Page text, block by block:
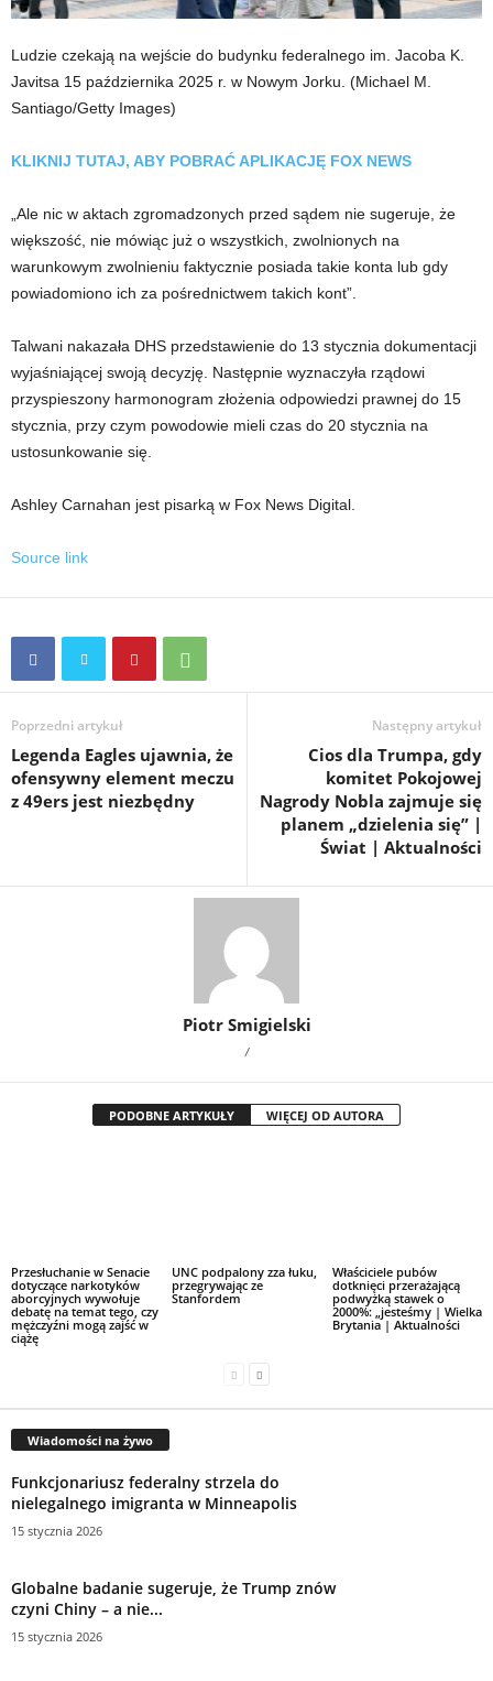
Ludzie czekają na wejście do budynku federalnego im. Jacoba K.
Javitsa 15 października 2025 r. w Nowym Jorku. (Michael M.
Santiago/Getty Images)
KLIKNIJ TUTAJ, ABY POBRAĆ APLIKACJĘ FOX NEWS
„Ale nic w aktach zgromadzonych przed sądem nie sugeruje, że
większość, nie mówiąc już o wszystkich, zwolnionych na
warunkowym zwolnieniu faktycznie posiada takie konta lub gdy
powiadomiono ich za pośrednictwem takich kont”.
Talwani nakazała DHS przedstawienie do 13 stycznia dokumentacji
wyjaśniającej swoją decyzję. Następnie wyznaczyła rządowi
przyspieszony harmonogram złożenia odpowiedzi prawnej do 15
stycznia, przy czym powodowie mieli czas do 20 stycznia na
ustosunkowanie się.
Ashley Carnahan jest pisarką w Fox News Digital.
Source link
Poprzedni artykuł
Legenda Eagles ujawnia, że
​​ofensywny element meczu
z 49ers jest niezbędny
Następny artykuł
Cios dla Trumpa, gdy
komitet Pokojowej
Nagrody Nobla zajmuje się
planem „dzielenia się” |
Świat | Aktualności
Piotr Smigielski
/
PODOBNE ARTYKUŁY WIĘCEJ OD AUTORA
Przesłuchanie w Senacie
dotyczące narkotyków
aborcyjnych wywołuje
debatę na temat tego, czy
mężczyźni mogą zajść w
ciążę
UNC podpalony zza łuku,
przegrywając ze
Stanfordem
Właściciele pubów
dotknięci przerażającą
podwyżką stawek o
2000%: „jesteśmy | Wielka
Brytania | Aktualności
Wiadomości na żywo
Funkcjonariusz federalny strzela do
nielegalnego imigranta w Minneapolis
15 stycznia 2026
Globalne badanie sugeruje, że Trump znów
czyni Chiny – a nie...
15 stycznia 2026